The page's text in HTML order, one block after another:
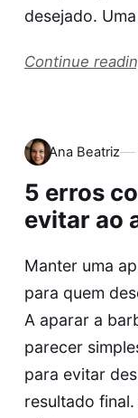
desejado.
Continue
Ana Beatriz
5 erros
evitar ao
Manter uma
para quem
A aparar a
parecer
para evitar
resultado